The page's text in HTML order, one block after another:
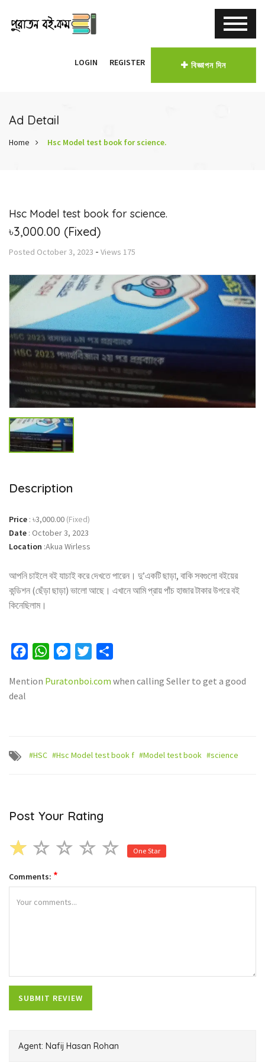
LOGIN REGISTER বিজ্ঞাপন দিন
Ad Detail
Home Hsc Model test book for science.
Hsc Model test book for science.
৳3,000.00 (Fixed)
Posted October 3, 2023 - Views 175
Description
Price : ৳3,000.00 (Fixed)
Date : October 3, 2023
Location :Akua Wirless
আপনি চাইলে বই যাচাই করে দেখতে পারেন। দু’একটি ছাড়া, বাকি সবগুলো বইয়ের
কন্ডিশন (ছেঁড়া ছাড়া) ভালো আছে। এখানে আমি প্রায় পাঁচ হাজার টাকার উপরে বই
কিনেছিলাম।
FacebookWhatsAppMessenger
Twitter
Mention Puratonboi.com when calling Seller to get a good
deal
#HSC #Hsc Model test book f #Model test book #science
Post Your Rating
One Star
Comments: *
Agent: Nafij Hasan Rohan